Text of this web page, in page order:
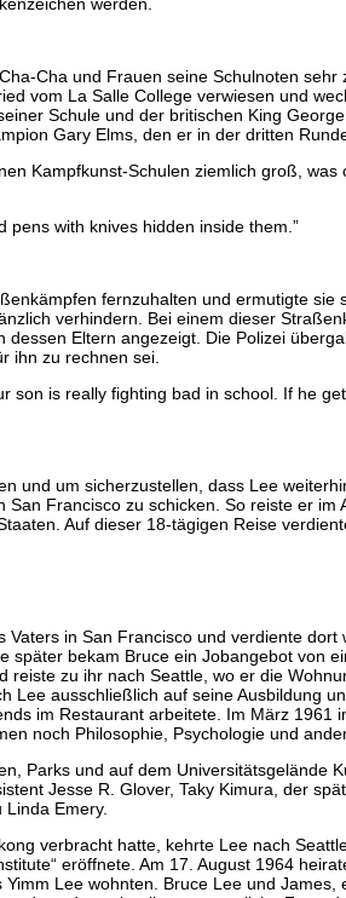
Cha und Frauen seine Schulnoten
vom La Salle College verwiesen und
Schule und der britischen King
Gary Elms, den er in der dritten
Kampfkunst-Schulen ziemlich groß,
pens with knives hidden inside them.”
fernzuhalten und ermutigte sie
verhindern. Bei einem dieser
Eltern angezeigt. Die Polizei
ihn zu rechnen sei.
son is really fighting bad in school. If he
und um sicherzustellen, dass Lee
Francisco zu schicken. So reiste er
Auf dieser 18-tägigen Reise
in San Francisco und verdiente dort
bekam Bruce ein Jobangebot von
zu ihr nach Seattle, wo er die
Lee ausschließlich auf seine Ausbildung
im Restaurant arbeitete. Im März 1961
noch Philosophie, Psychologie und
Parks und auf dem Universitätsgelände
Jesse R. Glover, Taky Kimura, der
Emery.
verbracht hatte, kehrte Lee nach
eröffnete. Am 17. August 1964
Lee wohnten. Bruce Lee und James,